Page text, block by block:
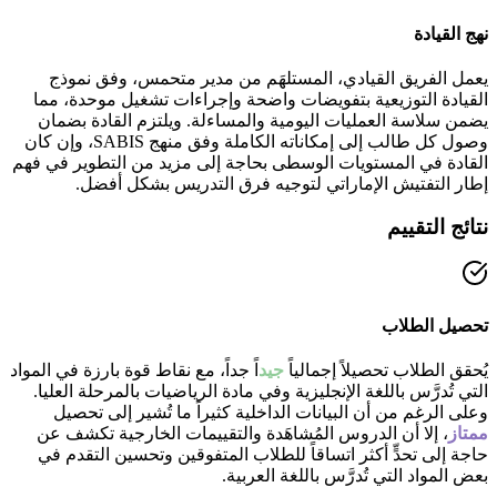
نهج القيادة
يعمل الفريق القيادي، المستلهَم من مدير متحمس، وفق نموذج
القيادة التوزيعية بتفويضات واضحة وإجراءات تشغيل موحدة، مما
يضمن سلاسة العمليات اليومية والمساءلة. ويلتزم القادة بضمان
وصول كل طالب إلى إمكاناته الكاملة وفق منهج SABIS، وإن كان
القادة في المستويات الوسطى بحاجة إلى مزيد من التطوير في فهم
إطار التفتيش الإماراتي لتوجيه فرق التدريس بشكل أفضل.
نتائج التقييم
تحصيل الطلاب
يُحقق الطلاب تحصيلاً إجمالياً جيد اً جداً، مع نقاط قوة بارزة في المواد
التي تُدرَّس باللغة الإنجليزية وفي مادة الرياضيات بالمرحلة العليا.
وعلى الرغم من أن البيانات الداخلية كثيراً ما تُشير إلى تحصيل
ممتاز ، إلا أن الدروس المُشاهَدة والتقييمات الخارجية تكشف عن
حاجة إلى تحدٍّ أكثر اتساقاً للطلاب المتفوقين وتحسين التقدم في
بعض المواد التي تُدرَّس باللغة العربية.